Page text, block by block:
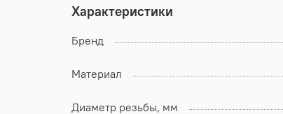
Характеристики
Бренд
Материал
Диаметр резьбы, мм